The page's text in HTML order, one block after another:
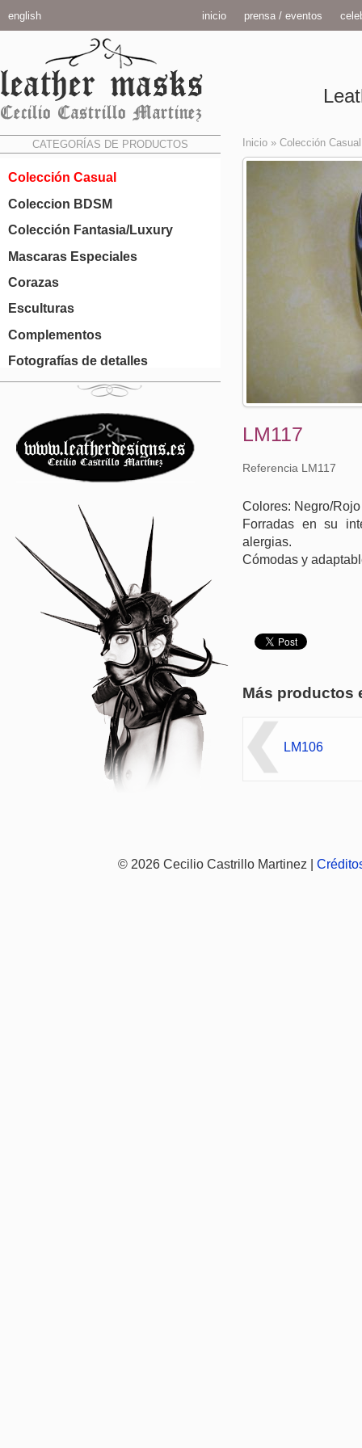
english inicio prensa / eventos
CATEGORÍAS DE PRODUCTOS
Colección Casual
Coleccion BDSM
Colección Fantasia/Luxury
Mascaras Especiales
Corazas
Esculturas
Complementos
Fotografías de detalles
Inicio » Colección Casual
LM117
Referencia LM117
Colores: Negro/Rojo
Forradas en su
alergias.
Cómodas y
Más productos
LM106
© 2026 Cecilio Castrillo Martinez |